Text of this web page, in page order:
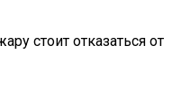
стоит отказаться от